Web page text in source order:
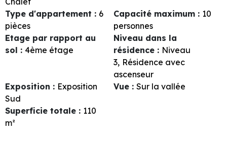
Type d'appartement : 6
pièces
Capacité maximum : 10
personnes
Etage par rapport au
sol : 4ème étage
Niveau dans la
résidence : Niveau
3 Résidence avec
ascenseur
Exposition : Exposition
Sud
Vue : Sur la vallée
Superficie totale : 110
m²